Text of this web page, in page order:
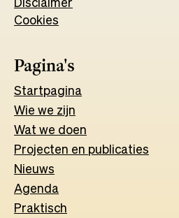
Cookies
Pagina's
Startpagina
Wie we zijn
Wat we doen
Projecten en publicaties
Nieuws
Agenda
Praktisch